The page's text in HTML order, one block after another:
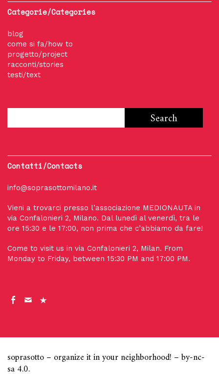
Categorie/Categories
blog
come si fa/how to
progetto/project
racconti/stories
testi/text
Contatti/Contacts
info@soprasottomilano.it
Vieni a trovarci presso l’associazione MEDIONAUTA in
via Confalonieri 2, Milano. Dal lunedì al venerdì, tra le
ore 15:30 e le 17:00, non prima che c’abbiamo da fare!
Come to visit us in via Confalonieri 2, Milan. From
Monday to Friday, between 15:30 PM and 17:00 PM.
soprasotto – organize it in your neighborhood! – by-nc-
sa 4.0